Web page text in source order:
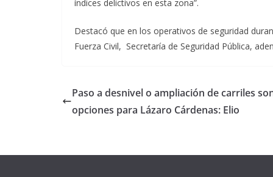
índices delictivos en esta zona”.
Destacó que en los operativos de seguridad
Fuerza Civil, Secretaría de Seguridad Pública,
Paso a desnivel o ampliación de carriles
opciones para Lázaro Cárdenas: Elio